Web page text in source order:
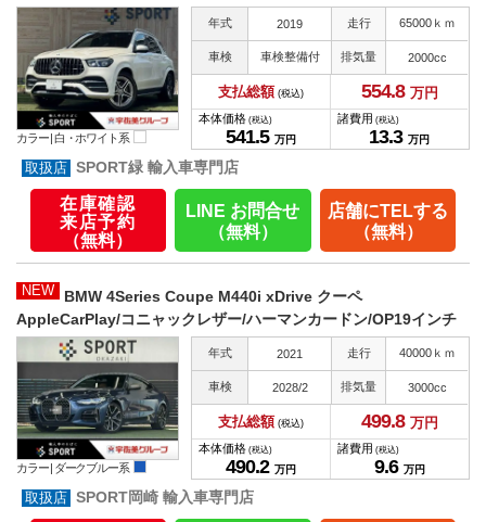
カラー |白・ホワイト系
年式 2019 走行 65000ｋｍ
車検 車検整備付 排気量 2000cc
支払総額 (税込) 554.8 万円
本体価格 (税込)
541.5 万円
諸費用 (税込)
13.3 万円
SPORT緑 輸入車専門店
在庫確認
来店予約
（無料）
LINE お問合せ
（無料）
店舗にTELする
（無料）
NEW
BMW 4Series Coupe M440i xDrive クーペ
AppleCarPlay/コニャックレザー/ハーマンカードン/OP19インチ
カラー | ダークブルー系
年式 2021 走行 40000ｋｍ
車検 2028/2 排気量 3000cc
支払総額 (税込) 499.8 万円
本体価格 (税込)
490.2 万円
諸費用 (税込)
9.6 万円
SPORT岡崎 輸入車専門店